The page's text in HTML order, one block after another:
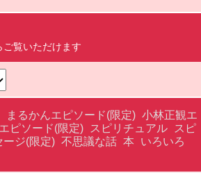
覧いただけます
まるかんエピソード(限定) 小林正観エ
ピソード(限定) スピリチュアル
スピ
ージ(限定) 不思議な話 本
いろいろ